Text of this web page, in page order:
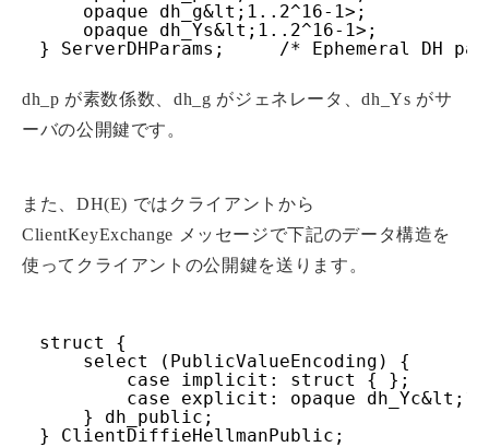
opaque dh_g&lt;1..2^16-1>;
opaque dh_Ys&lt;1..2^16-1>;
} ServerDHParams;     /* Ephemeral DH
dh_p が素数係数、dh_g がジェネレータ、dh_Ys がサ
ーバの公開鍵です。
また、DH(E) ではクライアントから
ClientKeyExchange メッセージで下記のデータ構造を
使ってクライアントの公開鍵を送ります。
struct {
select (PublicValueEncoding) {
case implicit: struct { };
case explicit: opaque
} dh_public;
} ClientDiffieHellmanPublic;